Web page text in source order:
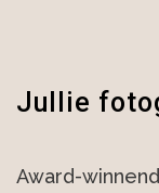
Jullie
Award-